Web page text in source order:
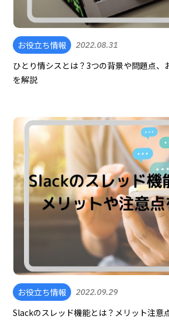
お役立ち情報 2022.08.31
ひとり情シスとは？3つの背景や問題点、
を解説
お役立ち情報 2022.09.29
Slackのスレッド機能とは？メリット注意